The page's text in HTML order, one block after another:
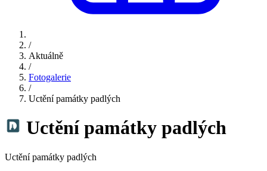
/
Aktuálně
/
Fotogalerie
/
Uctění památky padlých
Uctění památky padlých
Uctění památky padlých